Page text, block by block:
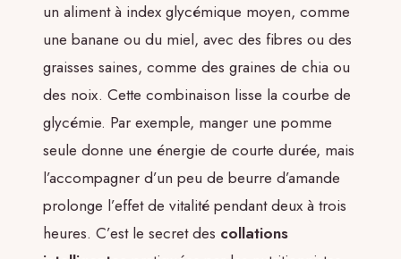
un aliment à index glycémique moyen, comme
une banane ou du miel, avec des fibres ou des
graisses saines, comme des graines de chia ou
des noix. Cette combinaison lisse la courbe de
glycémie. Par exemple, manger une pomme
seule donne une énergie de courte durée, mais
l’accompagner d’un peu de beurre d’amande
prolonge l’effet de vitalité pendant deux à trois
heures. C’est le secret des collations